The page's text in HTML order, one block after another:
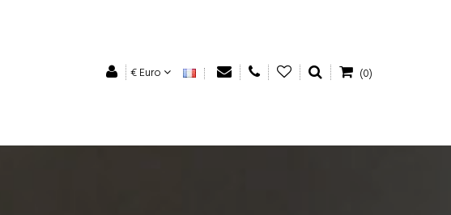
€ Euro (0)